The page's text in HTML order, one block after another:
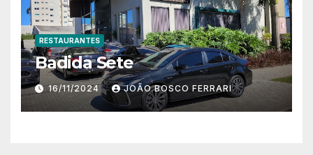
RESTAURANTES
Badida Sete
16/11/2024 JOÃO BOSCO FERRARI